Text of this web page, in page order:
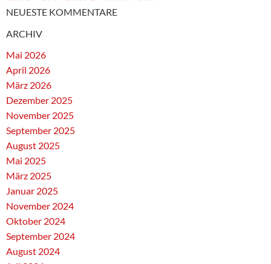
NEUESTE KOMMENTARE
ARCHIV
Mai 2026
April 2026
März 2026
Dezember 2025
November 2025
September 2025
August 2025
Mai 2025
März 2025
Januar 2025
November 2024
Oktober 2024
September 2024
August 2024